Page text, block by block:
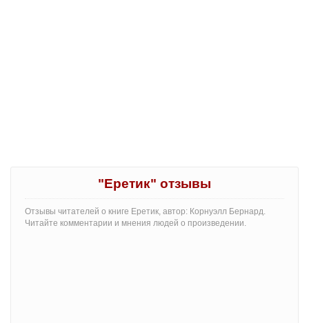
"Еретик" отзывы
Отзывы читателей о книге Еретик, автор: Корнуэлл Бернард.
Читайте комментарии и мнения людей о произведении.